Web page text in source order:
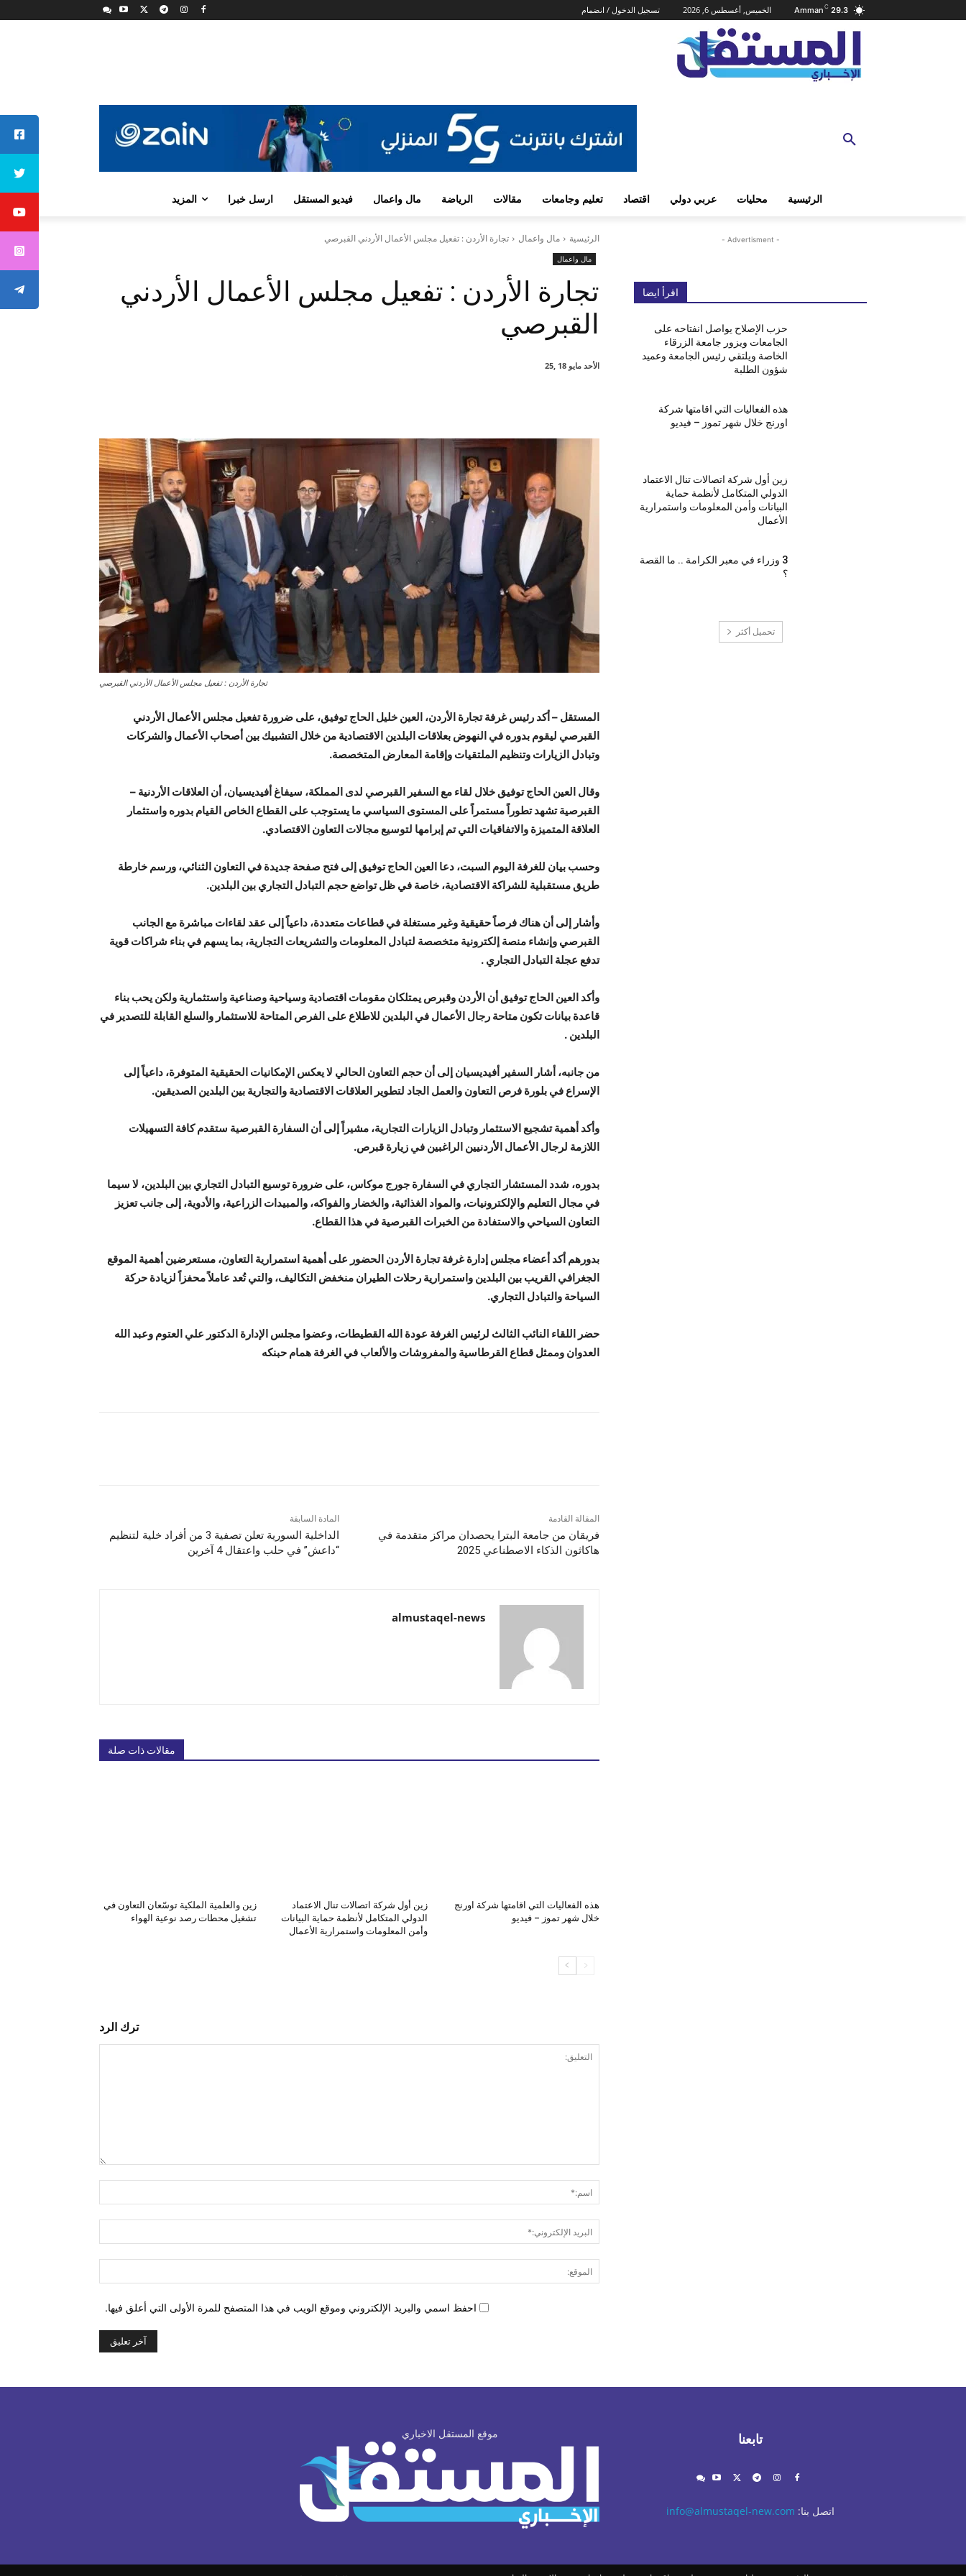
29.3
C
Amman الخميس, أغسطس 6, 2026 تسجيل الدخول / انضمام
الرئيسية محليات عربي دولي اقتصاد تعليم وجامعات مقالات الرياضة مال واعمال فيديو المستقل ارسل خبرا المزيد
الرئيسية مال واعمال تجارة الأردن : تفعيل مجلس الأعمال الأردني القبرصي
مال واعمال
تجارة الأردن : تفعيل مجلس الأعمال الأردني
القبرصي
الأحد مايو 18 ,25
تجارة الأردن : تفعيل مجلس الأعمال الأردني القبرصي
المستقل – أكد رئيس غرفة تجارة الأردن، العين خليل الحاج توفيق، على ضرورة تفعيل مجلس الأعمال الأردني
القبرصي ليقوم بدوره في النهوض بعلاقات البلدين الاقتصادية من خلال التشبيك بين أصحاب الأعمال والشركات
وتبادل الزيارات وتنظيم الملتقيات وإقامة المعارض المتخصصة.
وقال العين الحاج توفيق خلال لقاء مع السفير القبرصي لدى المملكة، سيفاغ أفيديسيان، أن العلاقات الأردنية –
القبرصية تشهد تطوراً مستمراً على المستوى السياسي ما يستوجب على القطاع الخاص القيام بدوره واستثمار
العلاقة المتميزة والاتفاقيات التي تم إبرامها لتوسيع مجالات التعاون الاقتصادي.
وحسب بيان للغرفة اليوم السبت، دعا العين الحاج توفيق إلى فتح صفحة جديدة في التعاون الثنائي، ورسم خارطة
طريق مستقبلية للشراكة الاقتصادية، خاصة في ظل تواضع حجم التبادل التجاري بين البلدين.
وأشار إلى أن هناك فرصاً حقيقية وغير مستغلة في قطاعات متعددة، داعياً إلى عقد لقاءات مباشرة مع الجانب
القبرصي وإنشاء منصة إلكترونية متخصصة لتبادل المعلومات والتشريعات التجارية، بما يسهم في بناء شراكات قوية
تدفع عجلة التبادل التجاري .
وأكد العين الحاج توفيق أن الأردن وقبرص يمتلكان مقومات اقتصادية وسياحية وصناعية واستثمارية ولكن يحب بناء
قاعدة بيانات تكون متاحة رجال الأعمال في البلدين للاطلاع على الفرص المتاحة للاستثمار والسلع القابلة للتصدير في
البلدين .
من جانبه، أشار السفير أفيديسيان إلى أن حجم التعاون الحالي لا يعكس الإمكانيات الحقيقية المتوفرة، داعياً إلى
الإسراع في بلورة فرص التعاون والعمل الجاد لتطوير العلاقات الاقتصادية والتجارية بين البلدين الصديقين.
وأكد أهمية تشجيع الاستثمار وتبادل الزيارات التجارية، مشيراً إلى أن السفارة القبرصية ستقدم كافة التسهيلات
اللازمة لرجال الأعمال الأردنيين الراغبين في زيارة قبرص.
بدوره، شدد المستشار التجاري في السفارة جورج موكاس، على ضرورة توسيع التبادل التجاري بين البلدين، لا سيما
في مجال التعليم والإلكترونيات، والمواد الغذائية، والخضار والفواكه، والمبيدات الزراعية، والأدوية، إلى جانب تعزيز
التعاون السياحي والاستفادة من الخبرات القبرصية في هذا القطاع.
بدورهم أكد أعضاء مجلس إدارة غرفة تجارة الأردن الحضور على أهمية استمرارية التعاون، مستعرضين أهمية الموقع
الجغرافي القريب بين البلدين واستمرارية رحلات الطيران منخفض التكاليف، والتي تُعد عاملاً محفزاً لزيادة حركة
السياحة والتبادل التجاري.
حضر اللقاء النائب الثالث لرئيس الغرفة عودة الله القطيطات، وعضوا مجلس الإدارة الدكتور علي العتوم وعبد الله
العدوان وممثل قطاع القرطاسية والمفروشات والألعاب في الغرفة همام حبنكه
المادة السابقة
الداخلية السورية تعلن تصفية 3 من أفراد خلية لتنظيم
“داعش” في حلب واعتقال 4 آخرين
المقالة القادمة
فريقان من جامعة البترا يحصدان مراكز متقدمة في
هاكاثون الذكاء الاصطناعي 2025
almustaqel-news
مقالات ذات صلة
هذه الفعاليات التي اقامتها شركة اورنج
خلال شهر تموز – فيديو
زين أول شركة اتصالات تنال الاعتماد
الدولي المتكامل لأنظمة حماية البيانات
وأمن المعلومات واستمرارية الأعمال
زين والعلمية الملكية توسّعان التعاون في
تشغيل محطات رصد نوعية الهواء
ترك الرد
الإلكتروني:*
احفظ اسمي والبريد الإلكتروني وموقع الويب في هذا المتصفح للمرة الأولى التي أعلق فيها.
- Advertisment -
اقرأ ايضا
حزب الإصلاح يواصل انفتاحه على
الجامعات ويزور جامعة الزرقاء
الخاصة ويلتقي رئيس الجامعة وعميد
شؤون الطلبة
هذه الفعاليات التي اقامتها شركة
اورنج خلال شهر تموز – فيديو
زين أول شركة اتصالات تنال الاعتماد
الدولي المتكامل لأنظمة حماية
البيانات وأمن المعلومات واستمرارية
الأعمال
3 وزراء في معبر الكرامة .. ما القصة
؟
تحميل أكثر
موقع المستقل الاخباري تابعنا
اتصل بنا: info@almustaqel-new.com